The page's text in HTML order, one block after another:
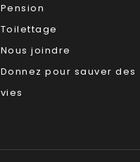
Pension
Toilettage
Nous joindre
Donnez pour sauver des
vies